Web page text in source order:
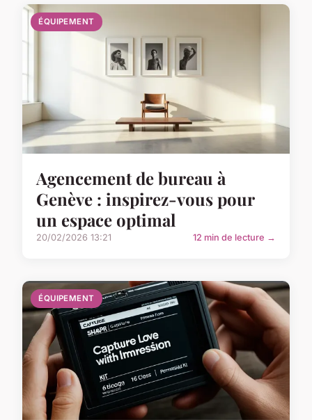
ÉQUIPEMENT
Agencement de bureau à
Genève : inspirez-vous pour
un espace optimal
20/02/2026 13:21 12 min de lecture →
ÉQUIPEMENT